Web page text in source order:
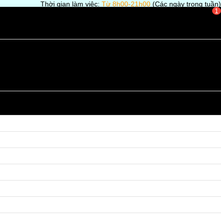
Thời gian làm việc: Từ 8h00-21h00 (Các ngày trong tuần)
1